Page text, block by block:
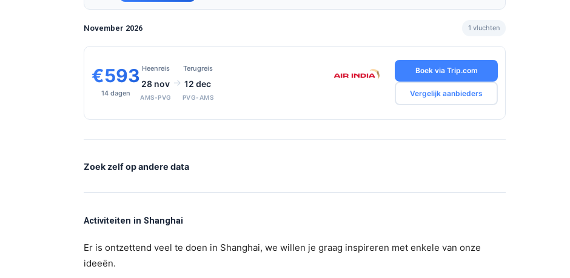
November 2026 1 vluchten
€593
14 dagen
Heenreis
28 nov
AMS-PVG
→
Terugreis
12 dec
PVG-AMS
Boek via Trip.com
Vergelijk aanbieders
Zoek zelf op andere data
Activiteiten in Shanghai
Er is ontzettend veel te doen in Shanghai, we willen je graag inspireren met enkele van onze
ideeën.